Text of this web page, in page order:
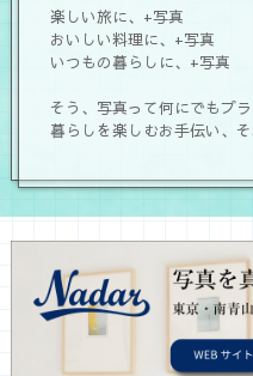
楽しい旅に、+写真
おいしい料理に、+写真
いつもの暮らしに、+写真
そう、写真って何にでもプラ
暮らしを楽しむお手伝い、